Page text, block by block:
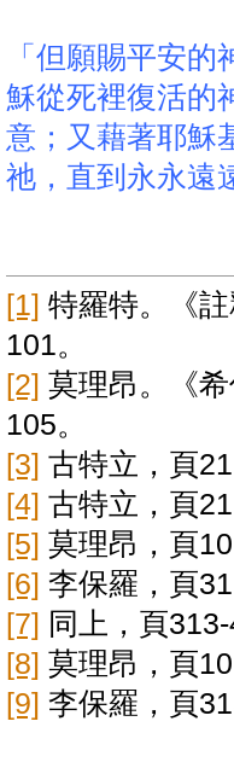
「但願賜平安
穌從死裡復活的
意；又藉著耶穌
祂，直到永永遠
[1] 特羅特。《
101。
[2] 莫理昂。《
105。
[3] 古特立，頁
[4] 古特立，頁
[5] 莫理昂，頁
[6] 李保羅，頁
[7] 同上，頁
[8] 莫理昂，頁
[9] 李保羅，頁